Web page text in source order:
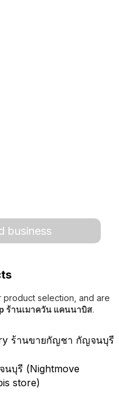
business
selection, and are
ร้านเมาควัน แคนนาบิส.
ร้านขายกัญชา กัญจนบุรี
บุรี (Nightmove
store)